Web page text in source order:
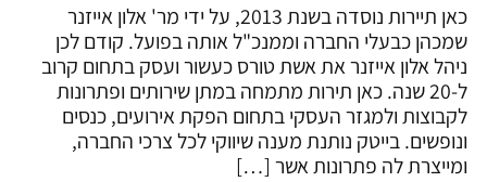
כאן תיירות נוסדה בשנת 2013, על ידי מר' אלון אייזנר
שמכהן כבעלי החברה וממנכ"ל אותה בפועל. קודם לכן
ניהל אלון אייזנר את אשת טורס כעשור ועסק בתחום קרוב
ל-20 שנה. כאן תירות מתמחה במתן שירותים ופתרונות
לקבוצות ולמגזר העסקי בתחום הפקת אירועים, כנסים
ונופשים. בייטק נותנת מענה שיווקי לכל צרכי החברה,
ומייצרת לה פתרונות אשר […]